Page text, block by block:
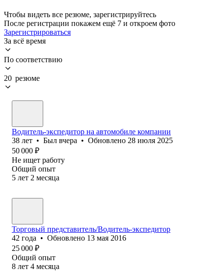
Чтобы видеть все резюме, зарегистрируйтесь
После регистрации покажем ещё 7 и откроем фото
Зарегистрироваться
За всё время
По соответствию
20 резюме
Водитель-экспедитор на автомобиле компании
38 лет • Был вчера • Обновлено 28 июля 2025
50 000 ₽
Не ищет работу
Общий опыт
5 лет 2 месяца
Торговый представитель/Водитель-экспедитор
42 года • Обновлено 13 мая 2016
25 000 ₽
Общий опыт
8 лет 4 месяца